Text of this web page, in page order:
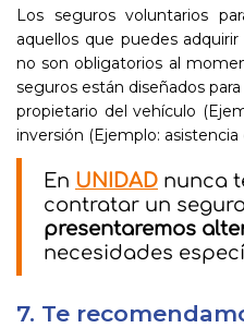
Los seguros voluntarios
aquellos que puedes
no son obligatorios al
seguros están diseñados
propietario del vehículo
inversión (Ejemplo:
En UNIDAD nunca
contratar un
presentaremos
necesidades
7. Te